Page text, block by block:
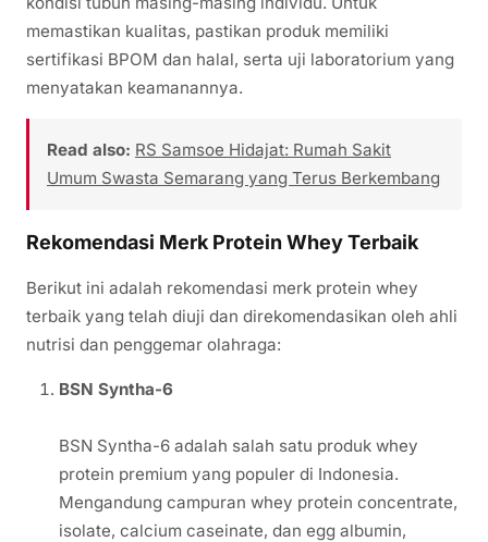
memastikan kualitas, pastikan produk memiliki
sertifikasi BPOM dan halal, serta uji laboratorium yang
menyatakan keamanannya.
Read also: RS Samsoe Hidajat: Rumah Sakit
Umum Swasta Semarang yang Terus Berkembang
Rekomendasi Merk Protein Whey Terbaik
Berikut ini adalah rekomendasi merk protein whey
terbaik yang telah diuji dan direkomendasikan oleh ahli
nutrisi dan penggemar olahraga:
BSN Syntha-6
BSN Syntha-6 adalah salah satu produk whey
protein premium yang populer di Indonesia.
Mengandung campuran whey protein concentrate,
isolate, calcium caseinate, dan egg albumin,